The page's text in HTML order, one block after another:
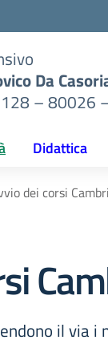
Da
– 80026
Didattica
dei corsi
il via